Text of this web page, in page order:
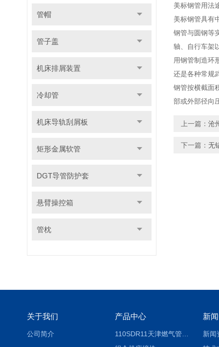
管帽
管子盖
机床排屑装置
冷却管
机床导轨刮屑板
矩形金属软管
DGT导管防护套
悬臂操控箱
管枕
美标钢管用法
美标钢管具有
钢管与圆钢等
轴、自行车架
用钢管制造环
还是各种常规
钢管按横截面
部或外部径向
上一篇： 沧
下一篇： 无
关于我们
公司简介
产品中心 新
新闻